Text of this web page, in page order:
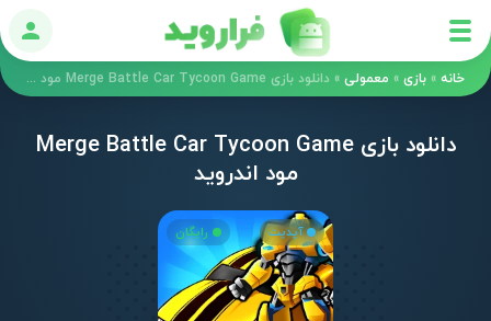
ورود
خانه » بازی » معمولی » دانلود بازی Merge Battle Car Tycoon Game مود اندروید
دانلود بازی Merge Battle Car Tycoon Game
مود اندروید
آپدیت رایگان